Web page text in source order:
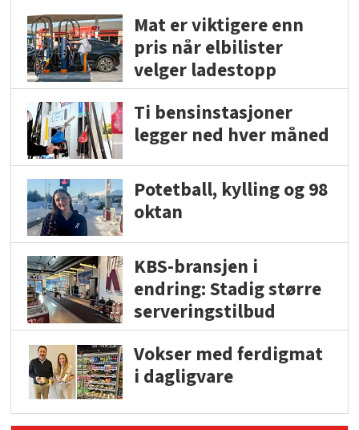
Mat er viktigere enn
pris når elbilister
velger ladestopp
Ti bensinstasjoner
legger ned hver måned
Potetball, kylling og 98
oktan
KBS-bransjen i
endring: Stadig større
serveringstilbud
Vokser med ferdigmat
i dagligvare